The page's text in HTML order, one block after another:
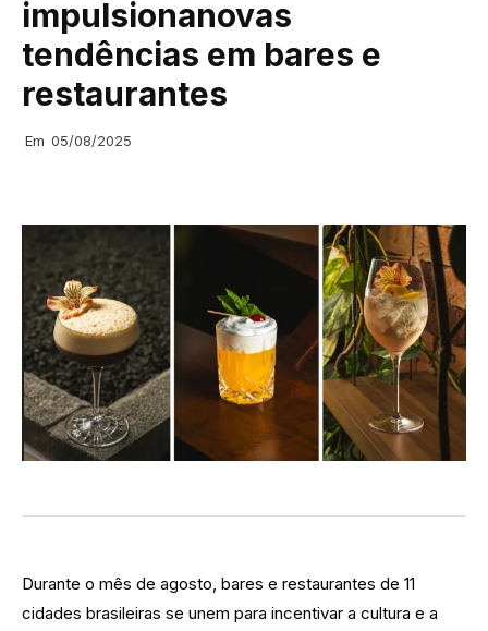
impulsionanovas
tendências em bares e
restaurantes
Em 05/08/2025
Durante o mês de agosto, bares e restaurantes de 11
cidades brasileiras se unem para incentivar a cultura e a